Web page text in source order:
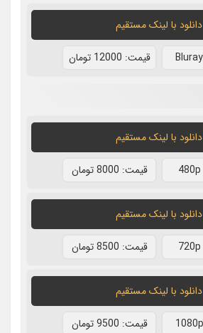
دانلود با لينک مستقيم
قيمت: 12000 تومان
دانلود با لينک مستقيم
قيمت: 8000 تومان
دانلود با لينک مستقيم
قيمت: 8500 تومان
دانلود با لينک مستقيم
قيمت: 9500 تومان